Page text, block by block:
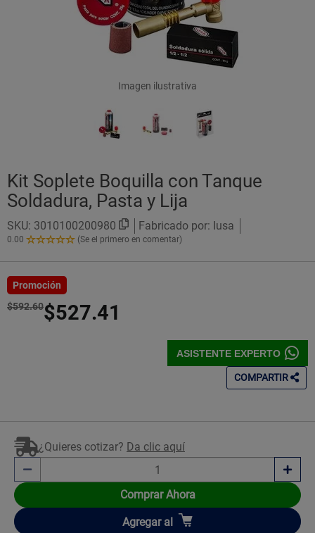
Imagen ilustrativa
Kit Soplete Boquilla con Tanque
Soldadura, Pasta y Lija
SKU: 3010100200980 Fabricado por: Iusa
0.00
0.00
Estrellas!
(Se el primero en comentar)
Promoción
$592.60$527.41
ASISTENTE EXPERTO
COMPARTIR
¿Quieres cotizar? Da clic aquí
Comprar Ahora
Añadir
Agregar al